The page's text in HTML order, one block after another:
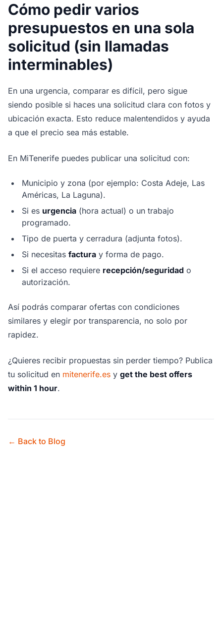
Cómo pedir varios
presupuestos en una sola
solicitud (sin llamadas
interminables)
En una urgencia, comparar es difícil, pero sigue
siendo posible si haces una solicitud clara con fotos y
ubicación exacta. Esto reduce malentendidos y ayuda
a que el precio sea más estable.
En MiTenerife puedes publicar una solicitud con:
Municipio y zona (por ejemplo: Costa Adeje, Las
Américas, La Laguna).
Si es urgencia (hora actual) o un trabajo
programado.
Tipo de puerta y cerradura (adjunta fotos).
Si necesitas factura y forma de pago.
Si el acceso requiere recepción/seguridad o
autorización.
Así podrás comparar ofertas con condiciones
similares y elegir por transparencia, no solo por
rapidez.
¿Quieres recibir propuestas sin perder tiempo? Publica
tu solicitud en mitenerife.es y get the best offers
within 1 hour.
← Back to Blog